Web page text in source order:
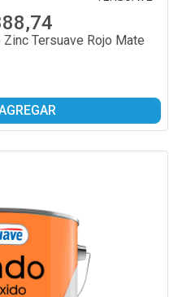
Tersuave Rojo Mate